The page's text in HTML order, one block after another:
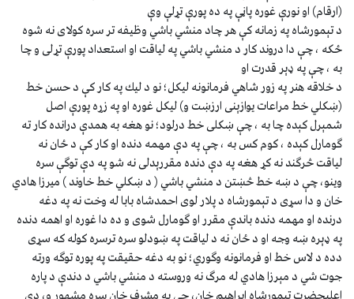
(ارقام) او نورې غوره پاڼې په ده پورې تړلې وې
د تېمورشاه په زمانه كې هر چاد منشي باشي وظيفه تر سره كولاى نه شوه
ځكه ، چې دا دروند كار د منشي باشي په لياقت او استعداد پورې تړلى و چا
به ، چې په ډېر قدرت او
د خلاقه هنر په زور شاهي فرمانونه ليكل؛ نو د ليك په كار كې د حسن خط
(ښكلي خط مراعات يوازېنى ارزښت و) ليكل غوره او په زړه پورې اصل
شمېرل كېده چا به ، چې ښكلى خط درلود؛ نو هغه به همدې درانده كار ته
ګومارل كېده ، كوم كس به ، چې په دې مهمه دنده او كار كې د ځان نه
لياقت څرګند نه كړ هغه په دې دنده مقررېدلى نه شو په دې توګې سره
وينو، چې د ښه خط څښتن د منشي باشي ( د ښكلي خط خاوند ) ميرزا هادي
خان و دا سړى د تېمورشاه د پلار لوى احمدشاه بابا له وخت نه په دغه
درنده او مهمه دنده باندې مقرر او ګومارل شوى و ده دا غوره او اهمه دنده
په ډېره ښه وجه او د ځان نه د لياقت په ښودلو سره ترسره كوله كه سړى
دده د لاس خط او فرمانونه وګوري؛ نو به دغه حقيقت په پوره توګه ورته
جوت شي د مېرزا هادي له مرګ نه وروسته د منشي باشي د دندې د پاره